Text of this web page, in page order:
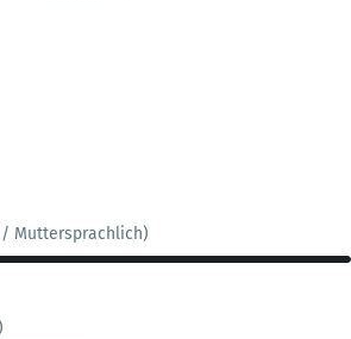
/ Muttersprachlich)